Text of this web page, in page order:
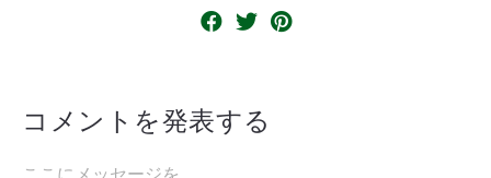
コメントを発表する